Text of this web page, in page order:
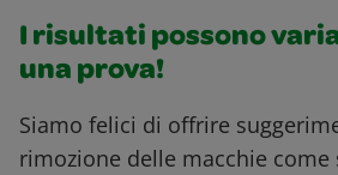
I risultati possono
una prova!
Siamo felici di offrire
rimozione delle macchie come